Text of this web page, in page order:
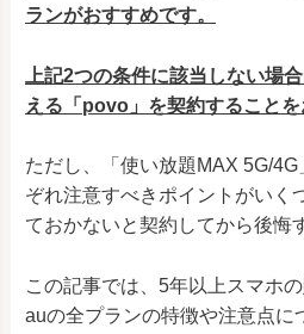
ランがおすすめです。
上記2つの条件に該当しない場
える「povo」を契約することを
ただし、「使い放題MAX 5G/
ぞれ注意すべきポイントがいく
ておかないと契約してから後悔
この記事では、5年以上スマホ
auの全プランの特徴や注意点に